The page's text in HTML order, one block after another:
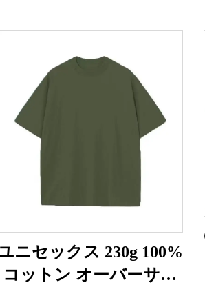
ニセックス 230g 100%
コットン オーバーサイ